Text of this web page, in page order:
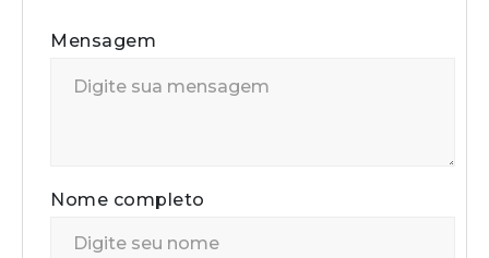
Mensagem
Nome completo